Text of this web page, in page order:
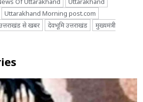
Uttarakhand Morning post.com
से खबर देवभूमि उत्तराखंड
मुख्यमंत्री